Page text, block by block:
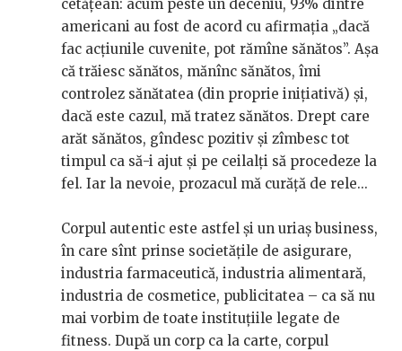
cetățean: acum peste un deceniu, 93% dintre
americani au fost de acord cu afirmaţia „dacă
fac acţiunile cuvenite, pot rămîne sănătos”. Așa
că trăiesc sănătos, mănînc sănătos, îmi
controlez sănătatea (din proprie inițiativă) și,
dacă este cazul, mă tratez sănătos. Drept care
arăt sănătos, gîndesc pozitiv și zîmbesc tot
timpul ca să-i ajut și pe ceilalți să procedeze la
fel. Iar la nevoie, prozacul mă curăță de rele...
Corpul autentic este astfel și un uriaș business,
în care sînt prinse societățile de asigurare,
industria farmaceutică, industria alimentară,
industria de cosmetice, publicitatea – ca să nu
mai vorbim de toate instituțiile legate de
fitness. După un corp ca la carte, corpul